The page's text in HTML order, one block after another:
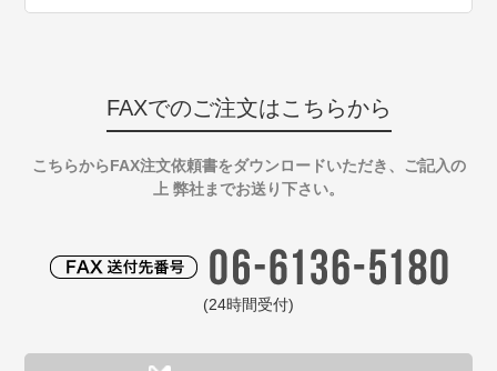
FAXでのご注文はこちらから
こちらからFAX注文依頼書をダウンロードいただき、ご記入の
上 弊社までお送り下さい。
(24時間受付)